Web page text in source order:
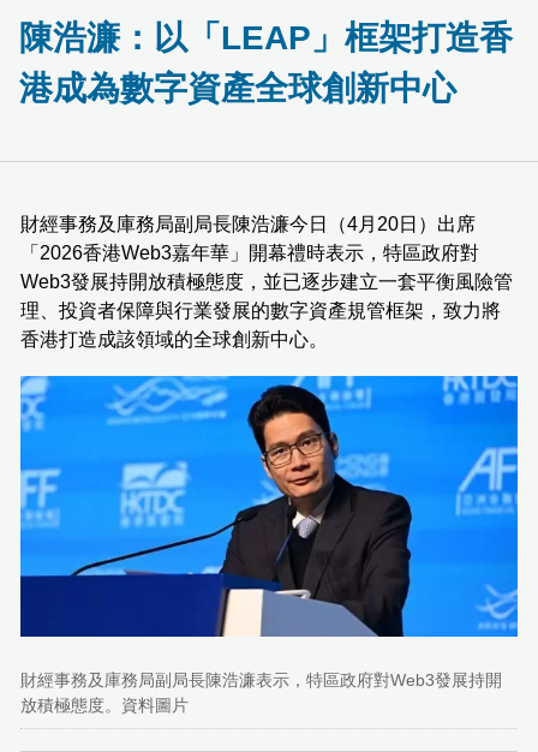
陳浩濂：以「LEAP」框架打造香
港成為數字資產全球創新中心
財經事務及庫務局副局長陳浩濂今日（4月20日）出席
「2026香港Web3嘉年華」開幕禮時表示，特區政府對
Web3發展持開放積極態度，並已逐步建立一套平衡風險管
理、投資者保障與行業發展的數字資產規管框架，致力將
香港打造成該領域的全球創新中心。
財經事務及庫務局副局長陳浩濂表示，特區政府對Web3發展持開
放積極態度。資料圖片